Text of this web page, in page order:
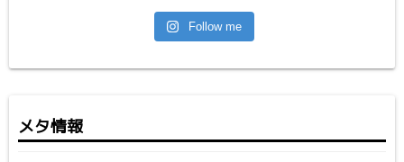
Follow me
メタ情報